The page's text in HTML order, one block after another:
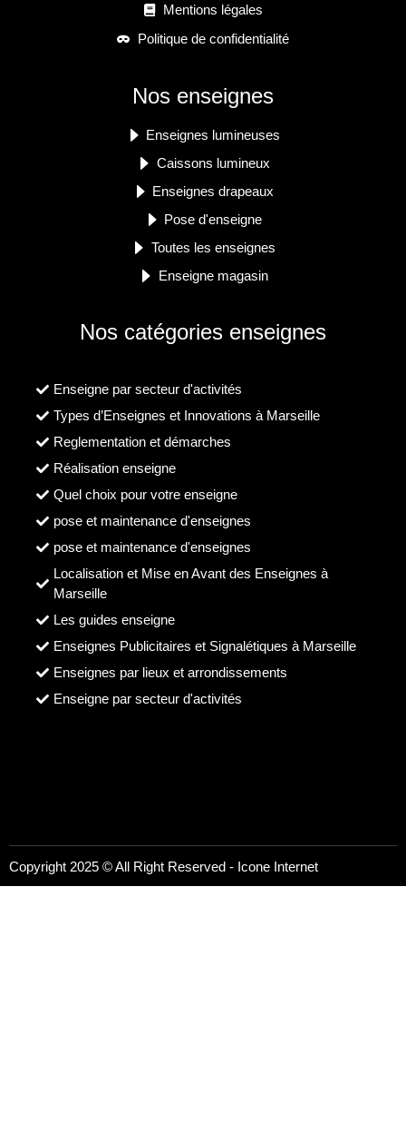
Mentions légales
Politique de confidentialité
Nos enseignes
Enseignes lumineuses
Caissons lumineux
Enseignes drapeaux
Pose d'enseigne
Toutes les enseignes
Enseigne magasin
Nos catégories enseignes
Enseigne par secteur d'activités
Types d’Enseignes et Innovations à Marseille
Reglementation et démarches
Réalisation enseigne
Quel choix pour votre enseigne
pose et maintenance d'enseignes
pose et maintenance d'enseignes
Localisation et Mise en Avant des Enseignes à
Marseille
Les guides enseigne
Enseignes Publicitaires et Signalétiques à Marseille
Enseignes par lieux et arrondissements
Enseigne par secteur d'activités
Copyright 2025 © All Right Reserved - Icone Internet